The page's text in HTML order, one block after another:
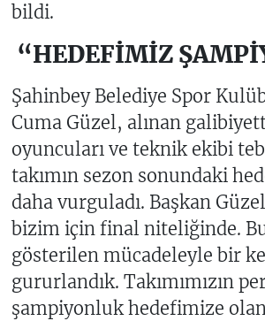
bildi.
“HEDEFİMİZ
Şahinbey Belediye Spor
Cuma Güzel, alınan
oyuncuları ve teknik ekibi
takımın sezon sonundaki
daha vurguladı. Başkan
bizim için final niteliğinde.
gösterilen mücadeleyle bir
gururlandık. Takımımızın
şampiyonluk hedefimize olan